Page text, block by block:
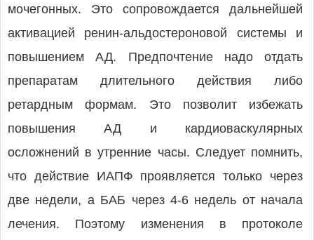
мочегонных. Это сопровождается дальнейшей
активацией ренин-альдостероновой системы и
повышением АД. Предпочтение надо отдать
препаратам длительного действия либо
ретардным формам. Это позволит избежать
повышения АД и кардиоваскулярных
осложнений в утренние часы. Следует помнить,
что действие ИАПФ проявляется только через
две недели, а БАБ через 4-6 недель от начала
лечения. Поэтому изменения в протоколе